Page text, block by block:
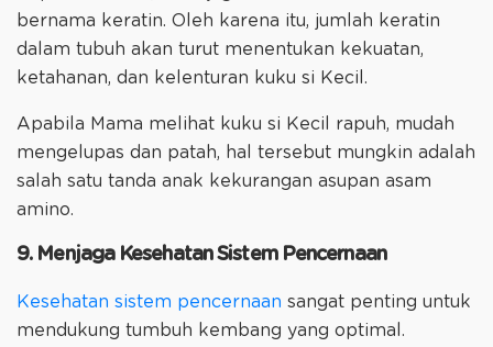
bernama keratin. Oleh karena itu, jumlah keratin
dalam tubuh akan turut menentukan kekuatan,
ketahanan, dan kelenturan kuku si Kecil.
Apabila Mama melihat kuku si Kecil rapuh, mudah
mengelupas dan patah, hal tersebut mungkin adalah
salah satu tanda anak kekurangan asupan asam
amino.
9. Menjaga Kesehatan Sistem Pencernaan
Kesehatan sistem pencernaan sangat penting untuk
mendukung tumbuh kembang yang optimal.